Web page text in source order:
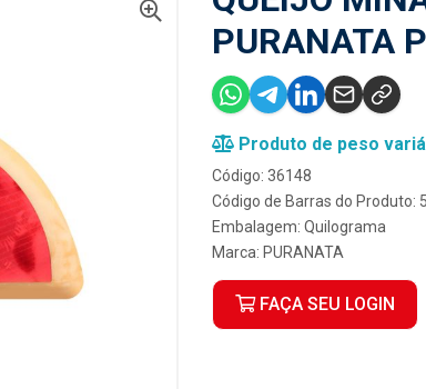
PURANATA
Produto de peso
Código: 36148
Código de Barras do Produto:
Embalagem: Quilograma
Marca: PURANATA
FAÇA SEU LOGIN